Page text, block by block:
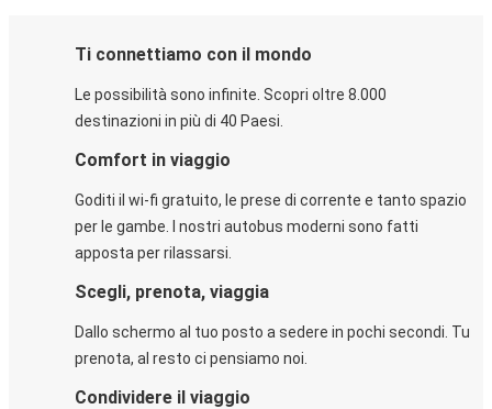
Ti connettiamo con il mondo
Le possibilità sono infinite. Scopri oltre 8.000
destinazioni in più di 40 Paesi.
Comfort in viaggio
Goditi il wi-fi gratuito, le prese di corrente e tanto spazio
per le gambe. I nostri autobus moderni sono fatti
apposta per rilassarsi.
Scegli, prenota, viaggia
Dallo schermo al tuo posto a sedere in pochi secondi. Tu
prenota, al resto ci pensiamo noi.
Condividere il viaggio